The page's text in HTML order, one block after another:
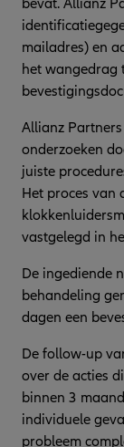
mailadres) en
het wangedrag
Allianz
onderzoeken
juiste
Het proces van
vastgelegd in
De ingediende
behandeling
dagen een
De follow-up
over de acties
binnen 3
individuele
probleem